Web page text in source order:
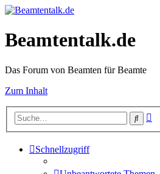
Beamtentalk.de
Das Forum von Beamten für Beamte
Zum Inhalt
Suche
Schnellzugriff